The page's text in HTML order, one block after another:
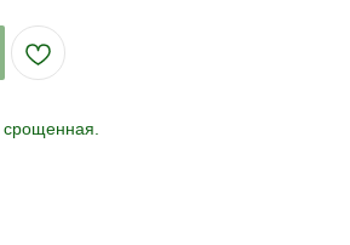
срощенная.